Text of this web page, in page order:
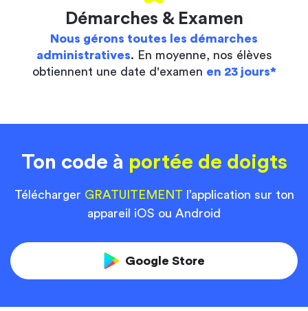
Démarches & Examen
Nous gérons toutes les démarches
administratives. En moyenne, nos élèves
obtiennent une date d'examen en 23 jours*
Ton code à portée de doigts
Télécharger GRATUITEMENT l’application sur ton
appareil iOS ou Android
Google Store